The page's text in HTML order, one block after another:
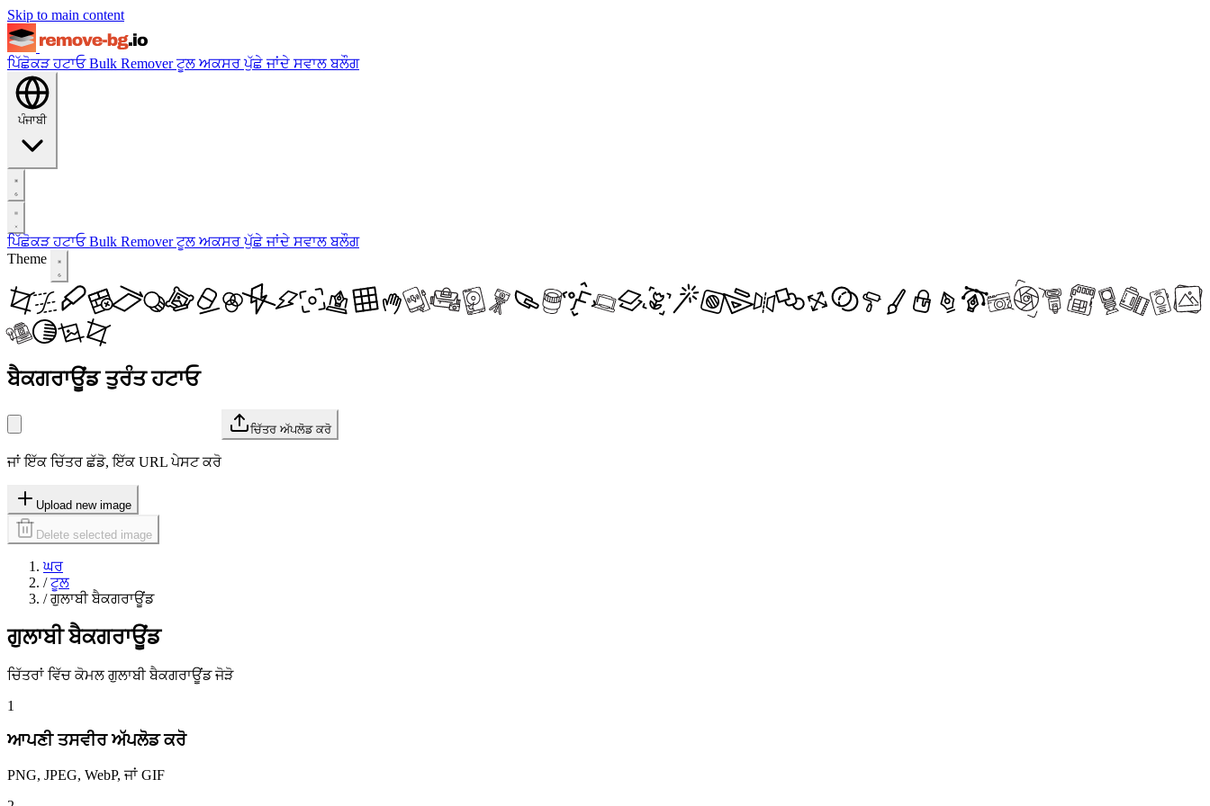
Skip to main content
ਪਿੱਛੋਕੜ ਹਟਾਓBulk Removerਟੂਲ ਅਕਸਰ ਪੁੱਛੇ ਜਾਂਦੇ ਸਵਾਲਬਲੌਗ
ਪੰਜਾਬੀ
ਪਿੱਛੋਕੜ ਹਟਾਓBulk Removerਟੂਲ ਅਕਸਰ ਪੁੱਛੇ ਜਾਂਦੇ ਸਵਾਲਬਲੌਗ
Theme
ਬੈਕਗਰਾਊਂਡ ਤੁਰੰਤ ਹਟਾਓ
ਚਿੱਤਰ ਅੱਪਲੋਡ ਕਰੋ
ਜਾਂ ਇੱਕ ਚਿੱਤਰ ਛੱਡੋ, ਇੱਕ URL ਪੇਸਟ ਕਰੋ
Upload new image
Delete selected image
ਘਰ
/ ਟੂਲ
/ ਗੁਲਾਬੀ ਬੈਕਗਰਾਊਂਡ
ਗੁਲਾਬੀ ਬੈਕਗਰਾਊਂਡ
ਚਿੱਤਰਾਂ ਵਿੱਚ ਕੋਮਲ ਗੁਲਾਬੀ ਬੈਕਗਰਾਊਂਡ ਜੋੜੋ
1
ਆਪਣੀ ਤਸਵੀਰ ਅੱਪਲੋਡ ਕਰੋ
PNG, JPEG, WebP, ਜਾਂ GIF